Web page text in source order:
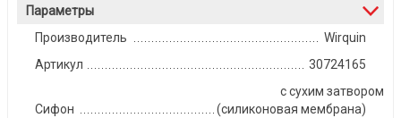
Параметры
Производитель
Wirquin
Артикул
30724165
Сифон
с сухим затвором
(силиконовая мембрана)